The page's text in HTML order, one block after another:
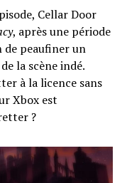
Cellar Door
, après une période
de peaufiner un
la scène indé.
à la licence sans
Xbox est
?